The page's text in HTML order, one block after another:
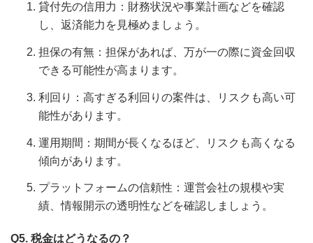
貸付先の信用力：財務状況や事業計画などを確認
し、返済能力を見極めましょう。
担保の有無：担保があれば、万が一の際に資金回収
できる可能性が高まります。
利回り：高すぎる利回りの案件は、リスクも高い可
能性があります。
運用期間：期間が長くなるほど、リスクも高くなる
傾向があります。
プラットフォームの信頼性：運営会社の規模や実
績、情報開示の透明性などを確認しましょう。
Q5. 税金はどうなるの？